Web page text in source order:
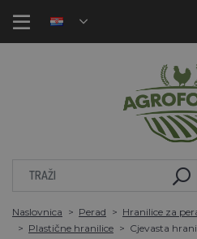
Naslovnica Perad Hranilice za
Plastične hranilice
Cjevasta